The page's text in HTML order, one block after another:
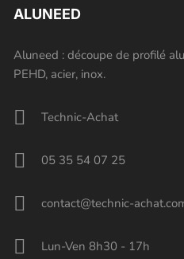
ALUNEED
Aluneed : découpe de profilé
PEHD, acier, inox.
Technic-Achat
05 35 54 07 25
contact@technic-
Lun-Ven 8h30 - 17h